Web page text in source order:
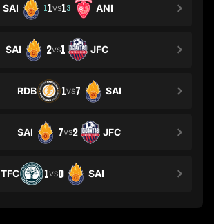
SAI 11VS13 ANI
SAI 2VS1 JFC
RDB 1VS7 SAI
SAI 7VS2 JFC
TFC 1VS0 SAI